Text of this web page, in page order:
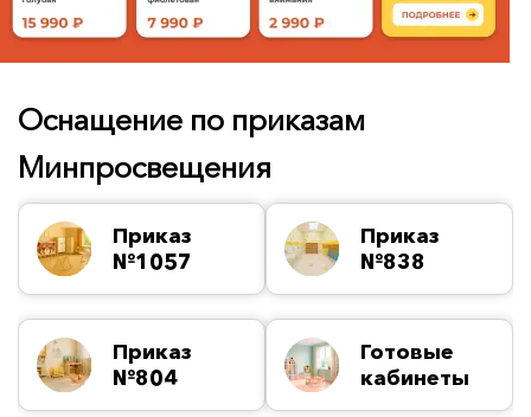
Оснащение по приказам
Минпросвещения
Приказ
№1057
Приказ
№838
Приказ
№804
Готовые
кабинеты